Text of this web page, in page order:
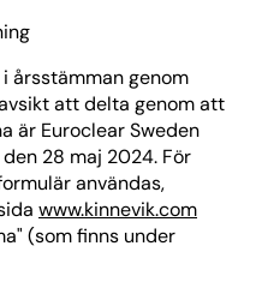
årsstämman genom
att delta genom att
är Euroclear Sweden
28 maj 2024. För
användas,
www.kinnevik.com
(som finns under